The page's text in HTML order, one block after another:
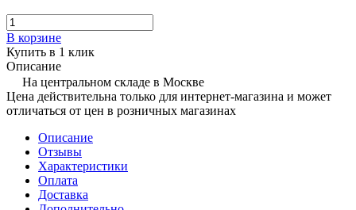
В корзине
Купить в 1 клик
Описание
На центральном складе в Москве
Цена действительна только для интернет-магазина и может
отличаться от цен в розничных магазинах
Описание
Отзывы
Характеристики
Оплата
Доставка